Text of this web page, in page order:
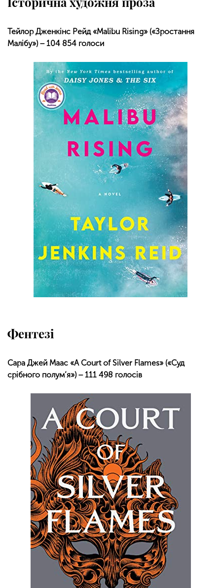
Тейлор Дженкінс Рейд «Malibu Rising» («Зростання
Малібу») − 104 854 голоси
Фентезі
Сара Джей Маас «A Court of Silver Flames» («Суд
срібного полум’я») − 111 498 голосів